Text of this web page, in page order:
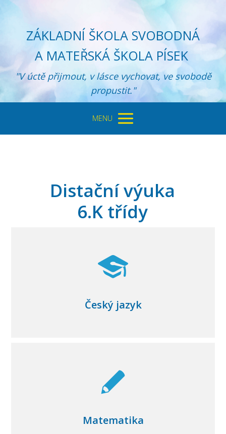
ZÁKLADNÍ ŠKOLA SVOBODNÁ
A MATEŘSKÁ ŠKOLA PÍSEK
"V úctě přijmout, v lásce vychovat, ve svobodě
propustit."
MENU
Distační výuka
6.K třídy
Český jazyk
Matematika